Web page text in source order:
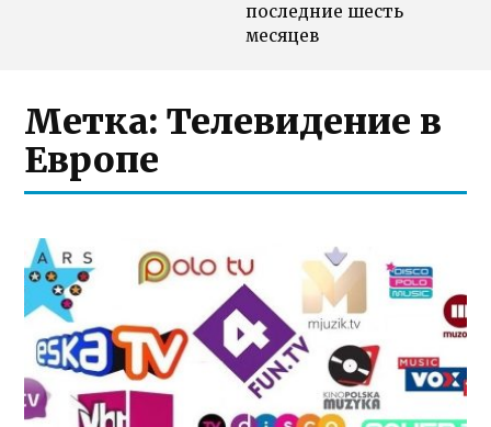
последние шесть
месяцев
Метка:Телевидение в
Европе